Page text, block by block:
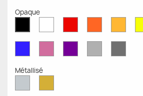
Opaque
Mat
Mat
Mat
Mat
Mate
Mat
Mat
Mat
Clair
Foncé
Métallisé
MétalliséMétallique